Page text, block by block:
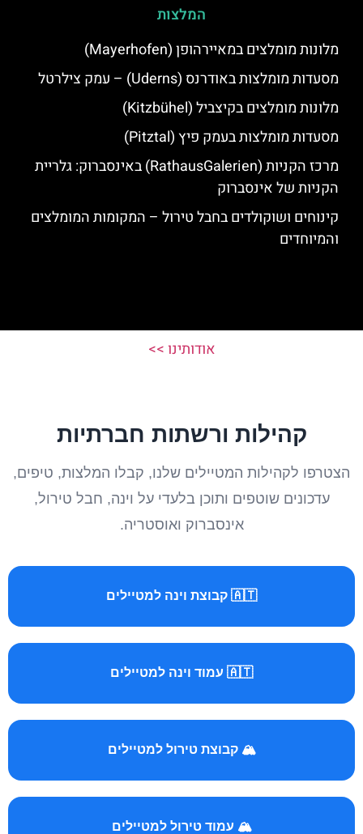
המלצות
מלונות מומלצים במאיירהופן (Mayerhofen)
מסעדות מומלצות באודרנס (Uderns) – עמק צילרטל
מלונות מומלצים בקיצביל (Kitzbühel)
מסעדות מומלצות בעמק פיץ (Pitztal)
מרכז הקניות (RathausGalerien) באינסברוק: גלריית
הקניות של אינסברוק
קינוחים ושוקולדים בחבל טירול – המקומות המומלצים
והמיוחדים
אודותינו >>
קהילות ורשתות חברתיות
הצטרפו לקהילות המטיילים שלנו, קבלו המלצות, טיפים,
עדכונים שוטפים ותוכן בלעדי על וינה, חבל טירול,
אינסברוק ואוסטריה.
🇦🇹 קבוצת וינה למטיילים
🇦🇹 עמוד וינה למטיילים
🏔️ קבוצת טירול למטיילים
🏔️ עמוד טירול למטיילים